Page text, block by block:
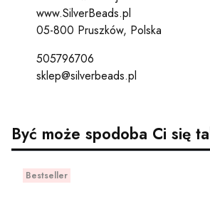
www.SilverBeads.pl
05-800 Pruszków, Polska
505796706
sklep@silverbeads.pl
Być może spodoba Ci się
Bestseller